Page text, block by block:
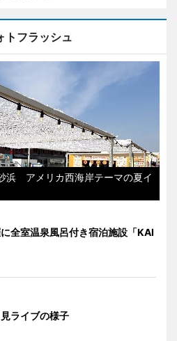
トフラッシュ
浜 アメリカ西海岸テーマの夏イ
全室温泉風呂付き宿泊施設「KAI
ライブの様子